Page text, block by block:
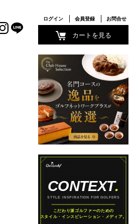
ログイン 会員登録 お問合せ
カートを見る